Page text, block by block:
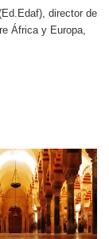
director de
África y Europa,